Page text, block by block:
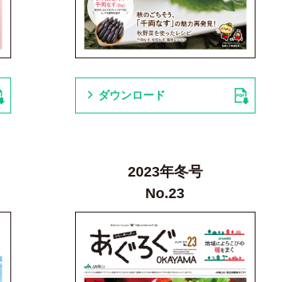
ダウンロード
2023年冬号
No.23